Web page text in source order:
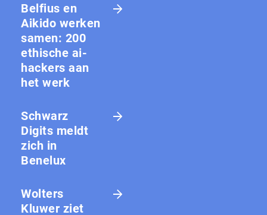
Belfius en
Aikido werken
samen: 200
ethische ai-
hackers aan
het werk
Schwarz
Digits meldt
zich in
Benelux
Wolters
Kluwer ziet